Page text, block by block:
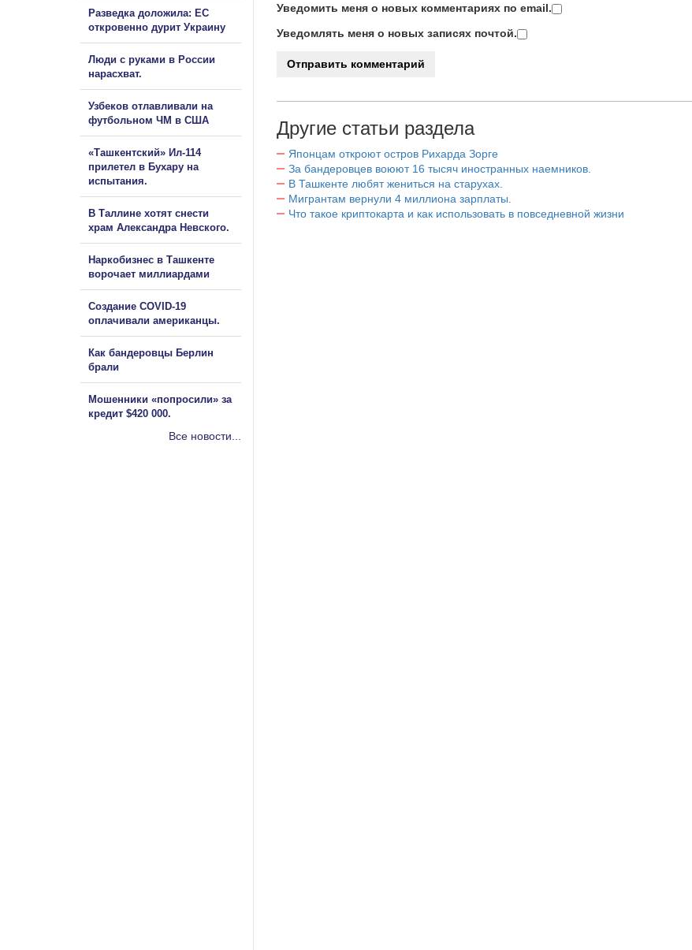
Уведомить меня о новых комментариях по email.
Уведомлять меня о новых записях почтой.
Другие статьи раздела
Японцам откроют остров Рихарда Зорге
За бандеровцев воюют 16 тысяч иностранных наемников.
В Ташкенте любят жениться на старухах.
Мигрантам вернули 4 миллиона зарплаты.
Что такое криптокарта и как использовать в повседневной жизни
Разведка доложила: ЕС
откровенно дурит Украину
Люди с руками в России
нарасхват.
Узбеков отлавливали на
футбольном ЧМ в США
«Ташкентский» Ил-114
прилетел в Бухару на
испытания.
В Таллине хотят снести
храм Александра Невского.
Наркобизнес в Ташкенте
ворочает миллиардами
Создание COVID-19
оплачивали американцы.
Как бандеровцы Берлин
брали
Мошенники «попросили» за
кредит $420 000.
Все новости...